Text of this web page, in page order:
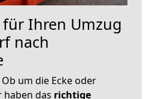
für Ihren Umzug
nach
um die Ecke oder
das richtige